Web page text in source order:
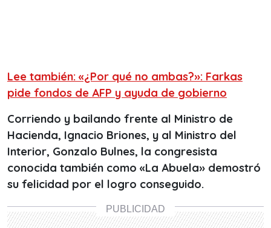
Lee también: «¿Por qué no ambas?»: Farkas
pide fondos de AFP y ayuda de gobierno
Corriendo y bailando frente al Ministro de
Hacienda, Ignacio Briones, y al Ministro del
Interior, Gonzalo Bulnes, la congresista
conocida también como «La Abuela» demostró
su felicidad por el logro conseguido.